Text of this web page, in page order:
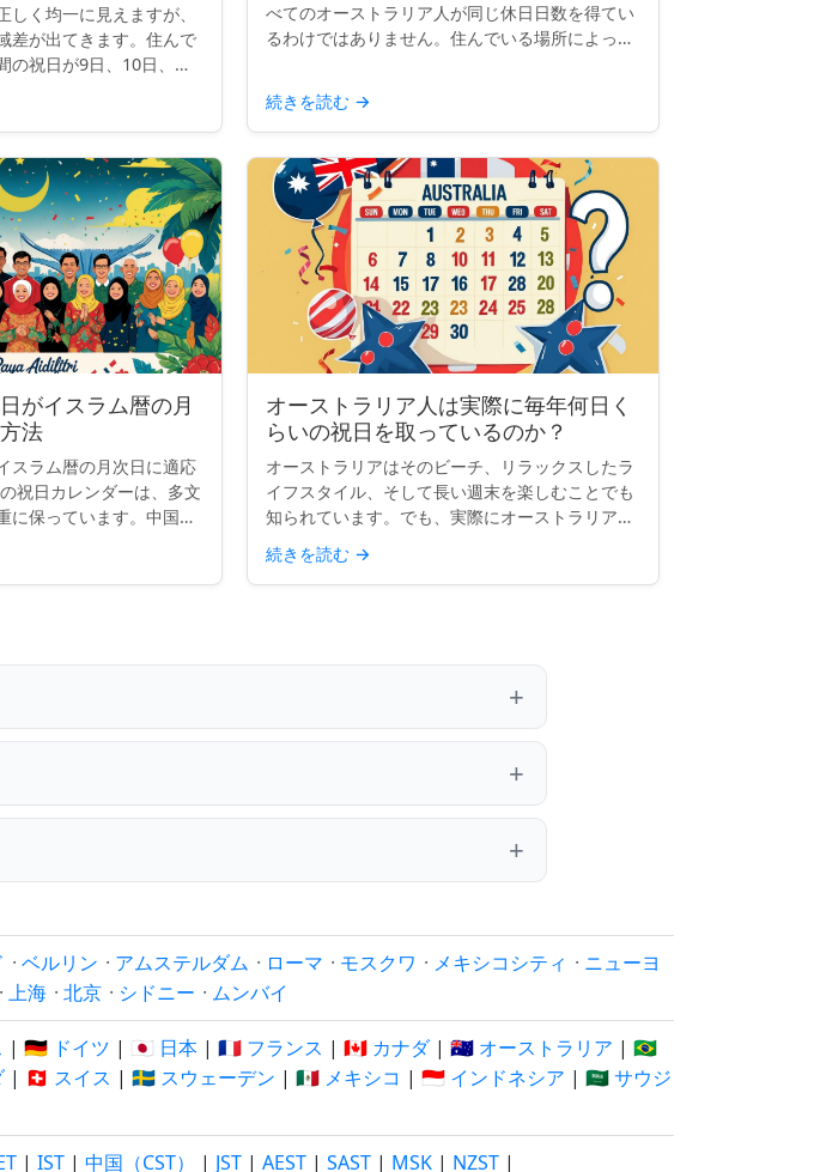
しく均一に見えますが、
差が出てきます。住んで
の祝日が9日、10日、ま
ります。なぜでしょう
： ドイツには全国共通
べてのオーストラリア人が同じ休日日数を得てい
るわけではありません。住んでいる場所によっ
こともあります。では、何が起こっているのでし
ょうか？なぜ一部の...
続きを読む →
がイスラム暦の月
法
スラム暦の月次日に適応
祝日カレンダーは、多文
に保っています。中国
西洋の伝統からの主要
を反映しています。し
オーストラリア人は実際に毎年何日く
らいの祝日を取っているのか？
オーストラリアはそのビーチ、リラックスしたラ
イフスタイル、そして長い週末を楽しむことでも
知られています。でも、実際にオーストラリア人
が祝日のおかげで何日休めるのかはどうでしょう
か？単純な質問のように思えますが、答えは思っ
ているほど明確ではあ...
続きを読む →
· ベルリン · アムステルダム · ローマ · モスクワ · メキシコシティ · ニューヨ
· 上海 · 北京 · シドニー · ムンバイ
| 🇩🇪 ドイツ | 🇯🇵 日本 | 🇫🇷 フランス | 🇨🇦 カナダ| 🇦🇺 オーストラリア | 🇧🇷
| 🇨🇭 スイス | 🇸🇪 スウェーデン | 🇲🇽 メキシコ | 🇮🇩 インドネシア | 🇸🇦 サウジ
| IST | 中国（CST） | JST | AEST | SAST | MSK | NZST |